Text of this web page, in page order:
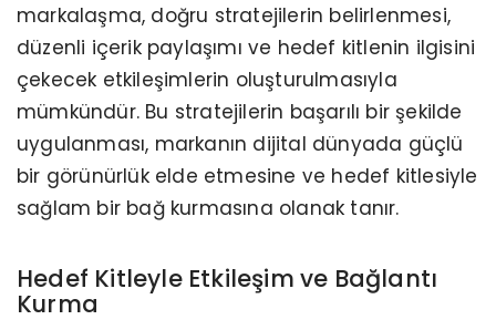
markalaşma, doğru stratejilerin belirlenmesi,
düzenli içerik paylaşımı ve hedef kitlenin ilgisini
çekecek etkileşimlerin oluşturulmasıyla
mümkündür. Bu stratejilerin başarılı bir şekilde
uygulanması, markanın dijital dünyada güçlü
bir görünürlük elde etmesine ve hedef kitlesiyle
sağlam bir bağ kurmasına olanak tanır.
Hedef Kitleyle Etkileşim ve Bağlantı
Kurma